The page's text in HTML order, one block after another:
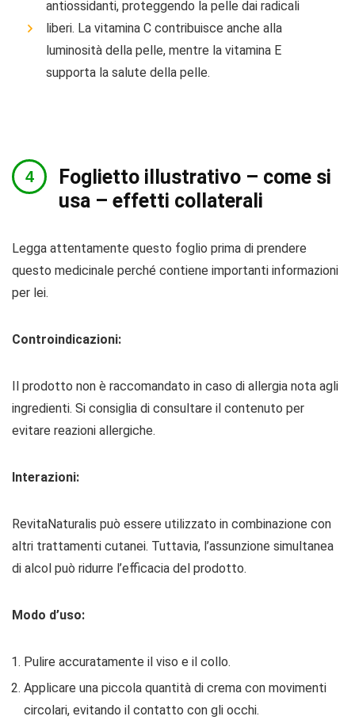
antiossidanti, proteggendo la pelle dai radicali
liberi. La vitamina C contribuisce anche alla
luminosità della pelle, mentre la vitamina E
supporta la salute della pelle.
Foglietto illustrativo – come si
usa – effetti collaterali
Legga attentamente questo foglio prima di prendere
questo medicinale perché contiene importanti informazioni
per lei.
Controindicazioni:
Il prodotto non è raccomandato in caso di allergia nota agli
ingredienti. Si consiglia di consultare il contenuto per
evitare reazioni allergiche.
Interazioni:
RevitaNaturalis può essere utilizzato in combinazione con
altri trattamenti cutanei. Tuttavia, l’assunzione simultanea
di alcol può ridurre l’efficacia del prodotto.
Modo d’uso:
Pulire accuratamente il viso e il collo.
Applicare una piccola quantità di crema con movimenti
circolari, evitando il contatto con gli occhi.